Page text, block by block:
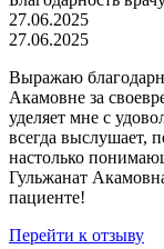
27.06.2025
27.06.2025
Выражаю
Акамовне за
уделяет мне с
всегда выслушает,
настолько
Гульжанат
пациенте!
Перейти к отзыву